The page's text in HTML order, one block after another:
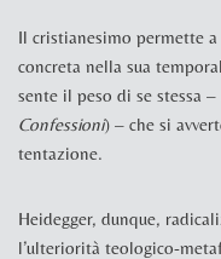
Il cristianesimo permette
concreta nella sua
sente il peso di se stessa
Confessioni) – che si
tentazione.
Heidegger, dunque,
l’ulteriorità teologico-